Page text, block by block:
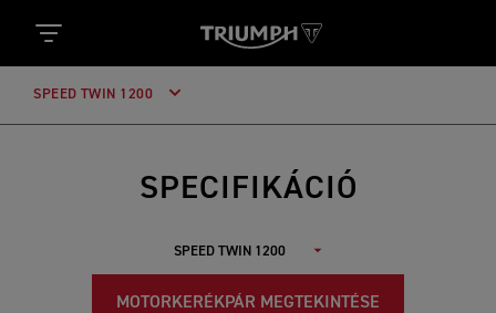
SPEED TWIN 1200
SPECIFIKÁCIÓ
MOTORKERÉKPÁR MEGTEKINTÉSE